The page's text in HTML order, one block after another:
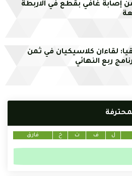
إصابة غافي بقطع في الاربطة
لقاءان كلاسيكيان في ثمن
ربع النهائي
ل ف ت خ فارق